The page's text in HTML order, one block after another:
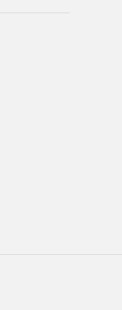
опыта:
(например,
Карт